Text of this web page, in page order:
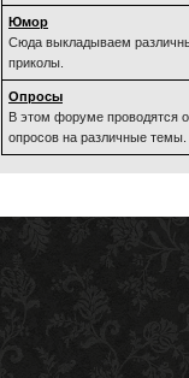
Юмор
Сюда выкладываем
приколы.
Опросы
В этом форуме проводятся
опросов на различные темы.